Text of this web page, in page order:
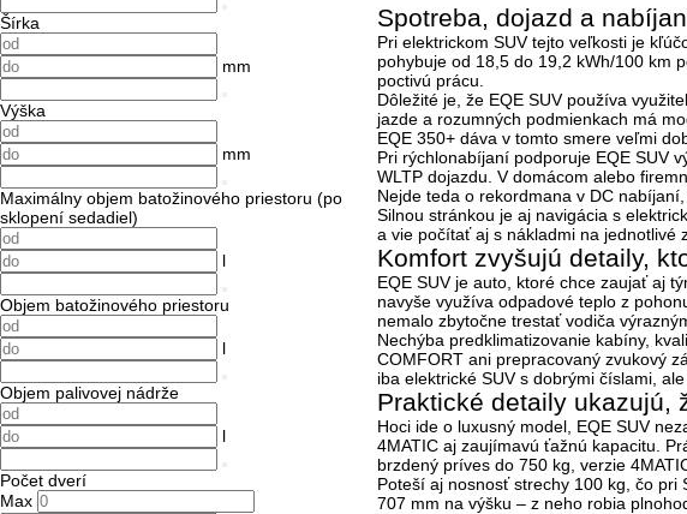
Šírka
mm
Výška
mm
Maximálny objem batožinového priestoru (po
sklopení sedadiel)
l
Objem batožinového priestoru
l
Objem palivovej nádrže
l
Počet dverí
Max
Spotreba, dojazd a
Pri elektrickom SUV tejto veľkosti je
pohybuje od 18,5 do 19,2 kWh/100 km
poctivú prácu.
Dôležité je, že EQE SUV používa
jazde a rozumných podmienkach má
EQE 350+ dáva v tomto smere veľmi
Pri rýchlonabíjaní podporuje EQE SUV
WLTP dojazdu . V domácom alebo
Nejde teda o rekordmana v DC
Silnou stránkou je aj navigácia s
a vie počítať aj s nákladmi na jednotlivé
Komfort zvyšujú detaily,
EQE SUV je auto, ktoré chce zaujať aj
navyše využíva odpadové teplo z
nemalo zbytočne trestať vodiča
Nechýba predklimatizovanie kabíny,
COMFORT ani prepracovaný zvukový
iba elektrické SUV s dobrými číslami,
Praktické detaily ukazujú,
Hoci ide o luxusný model, EQE SUV
4MATIC aj zaujímavú ťažnú kapacitu.
brzdený príves do 750 kg , verzie
Poteší aj nosnosť strechy 100 kg , čo
707 mm na výšku – z neho robia